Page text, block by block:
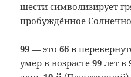
шести символизирует
пробуждённое
99 — это66 в
умер в возрасте99 лет в